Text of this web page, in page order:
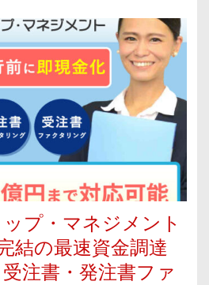
プ・マネジメント
結の最速資金調達
受注書・発注書ファ